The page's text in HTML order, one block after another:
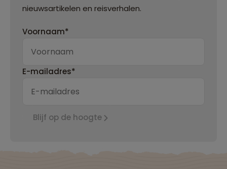
nieuwsartikelen en reisverhalen.
Voornaam*
E-mailadres*
Blijf op de hoogte